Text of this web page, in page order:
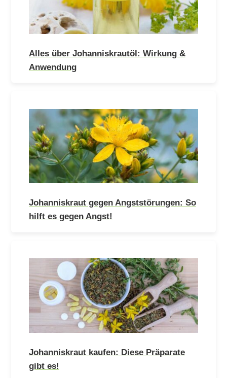
Alles über Johanniskrautöl: Wirkung &
Anwendung
Johanniskraut gegen Angststörungen: So
hilft es gegen Angst!
Johanniskraut kaufen: Diese Präparate
gibt es!